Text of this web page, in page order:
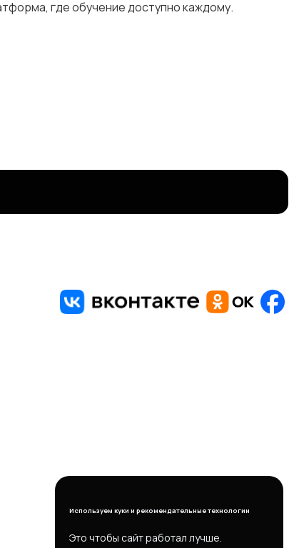
где обучение доступно каждому.
Используем куки и рекомендательные технологии
Это чтобы сайт работал лучше.